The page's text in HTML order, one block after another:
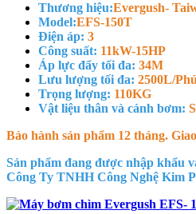
Thương hiệu:Evergush-
Model:EFS-150T
Điện áp: 3
Công suất: 11kW-15HP
Áp lực đẩy tối đa: 34M
Lưu lượng tối đa: 2500L/
Trọng lượng: 110KG
Vật liệu thân và cánh bơm:
Bảo hành sản phẩm 12 tháng.
Sản phẩm đang được nhập khẩu
Công Ty TNHH Công Nghệ Kim